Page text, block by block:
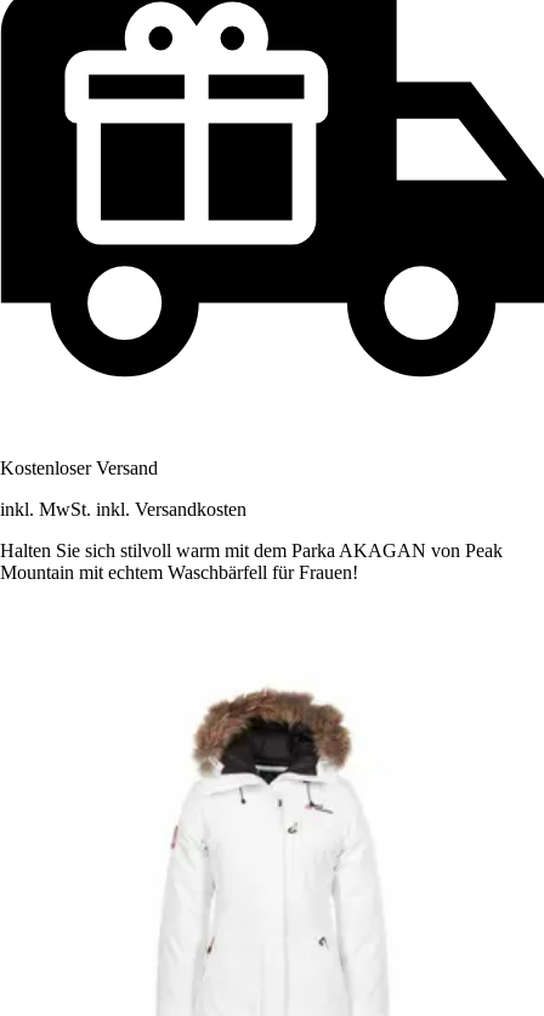
Kostenloser Versand
inkl. MwSt. inkl. Versandkosten
Halten Sie sich stilvoll warm mit dem Parka AKAGAN von Peak
Mountain mit echtem Waschbärfell für Frauen!